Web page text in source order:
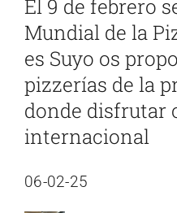
El 9 de febrero
Mundial de la
es Suyo os
pizzerías de la
donde disfrutar
internacional
06-02-25